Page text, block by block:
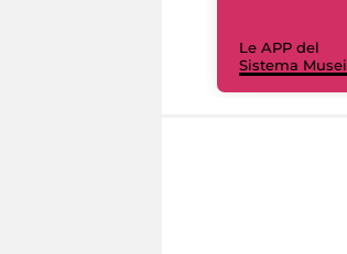
Le APP del
Sistema Musei